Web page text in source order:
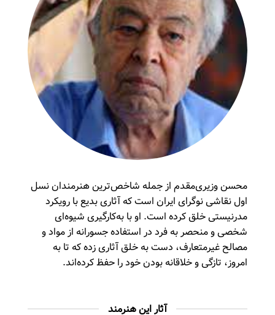
محسن وزیری‌مقدم از جمله شاخص‌ترین هنرمندان نسل
اول نقاشی نوگرای ایران است که آثاری بدیع با رویکرد
مدرنیستی خلق کرده است. او با به‌کارگیری شیوه‌ای
شخصی و منحصر به فرد در استفاده جسورانه از مواد و
مصالح غیرمتعارف، دست به خلق آثاری زده که تا به
امروز، تازگی و خلاقانه بودن خود را حفظ کرده‌اند.
آثار این هنرمند